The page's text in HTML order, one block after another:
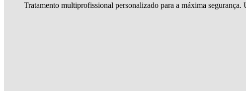
Tratamento multiprofissional personalizado para a máxima segurança.